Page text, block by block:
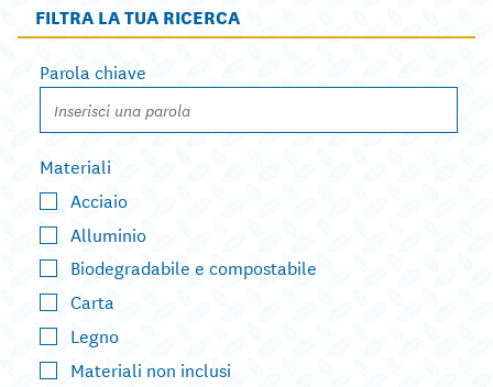
FILTRA LA TUA RICERCA
Parola chiave
Materiali
Acciaio
Alluminio
Biodegradabile e compostabile
Carta
Legno
Materiali non inclusi